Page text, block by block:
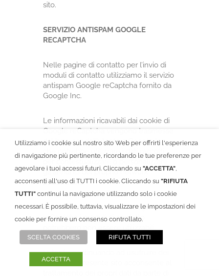
sito.
SERVIZIO ANTISPAM GOOGLE
RECAPTCHA
Nelle pagine di contatto per l’invio di
moduli di contatto utilizziamo il servizio
antispam Google reCaptcha fornito da
Google Inc.
Le informazioni ricavabili dai cookie di
Google reCaptcha vengono trasmesse
dal browser dell’utente a Google Inc.
che potrebbe utilizzare i dati raccolti
per contestualizzare o personalizzare
gli annunci del proprio network
pubblicitario.
Disabilitando i cookies di Google
reCaptcha i moduli di contatto
L’utente continuando ad usufruire dei
servizi del presente sito acconsente al
Utilizziamo i cookie sul nostro sito Web per offrirti l'esperienza
di navigazione più pertinente, ricordando le tue preferenze per
agevolare i tuoi accessi futuri. Cliccando su "ACCETTA"
acconsenti all'uso di TUTTI i cookie. Cliccando su "RIFIUTA
TUTTI"continui la navigazione utilizzando solo i cookie
necessari. È possibile, tuttavia, visualizzare le impostazioni dei
cookie per fornire un consenso controllato.
SCELTA COOKIES RIFUTA TUTTI
ACCETTA